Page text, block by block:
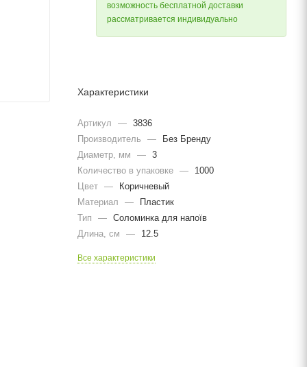
возможность бесплатной доставки
рассматривается индивидуально
Характеристики
Артикул — 3836
Производитель
—
Без Бренду
Диаметр, мм
— 3
Количество в упаковке —
1000
Цвет —
Коричневый
Материал
—
Пластик
Тип
— Соломинка для напоїв
Длина, cм
— 12.5
Все характеристики